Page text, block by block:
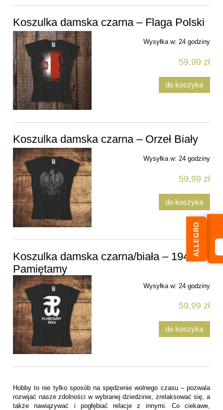
Koszulka damska czarna – Flaga Polski
Wysyłka w: 24 godziny
59,99 zł
do koszyka
Koszulka damska czarna – Orzeł Biały
Wysyłka w: 24 godziny
59,99 zł
do koszyka
Koszulka damska czarna/biała – 1944
Pamiętamy
Wysyłka w: 24 godziny
59,99 zł
do koszyka
Hobby to nie tylko sposób na spędzenie wolnego czasu – pozwala
rozwijać nasze zdolności w wybranej dziedzinie, zrelaksować się, a
także nawiązywać i pogłębiać relacje z innymi. Co ciekawe,
ALLEGRO